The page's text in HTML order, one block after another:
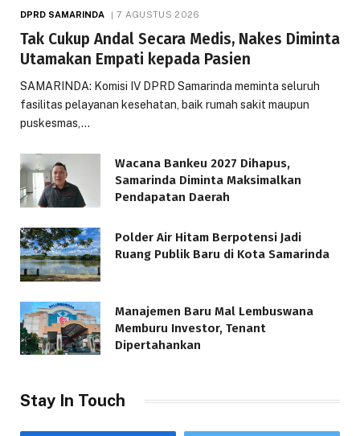
DPRD SAMARINDA 7 AGUSTUS 2026
Tak Cukup Andal Secara Medis, Nakes Diminta
Utamakan Empati kepada Pasien
SAMARINDA: Komisi IV DPRD Samarinda meminta seluruh
fasilitas pelayanan kesehatan, baik rumah sakit maupun
puskesmas,…
Wacana Bankeu 2027 Dihapus,
Samarinda Diminta Maksimalkan
Pendapatan Daerah
Polder Air Hitam Berpotensi Jadi
Ruang Publik Baru di Kota Samarinda
Manajemen Baru Mal Lembuswana
Memburu Investor, Tenant
Dipertahankan
Stay In Touch